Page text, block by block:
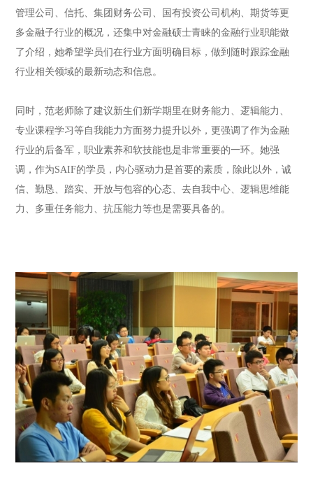
管理公司、信托、集团财务公司、国有投资公司机构、期货等更
多金融子行业的概况，还集中对金融硕士青睐的金融行业职能做
了介绍，她希望学员们在行业方面明确目标，做到随时跟踪金融
行业相关领域的最新动态和信息。
同时，范老师除了建议新生们新学期里在财务能力、逻辑能力、
专业课程学习等自我能力方面努力提升以外，更强调了作为金融
行业的后备军，职业素养和软技能也是非常重要的一环。她强
调，作为SAIF的学员，内心驱动力是首要的素质，除此以外，诚
信、勤恳、踏实、开放与包容的心态、去自我中心、逻辑思维能
力、多重任务能力、抗压能力等也是需要具备的。